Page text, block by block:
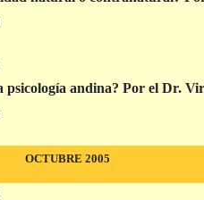
psicología andina? Por el Dr.
OCTUBRE 2005